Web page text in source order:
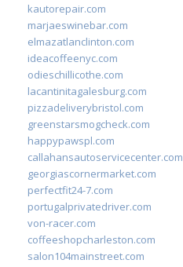
kautorepair.com
marjaeswinebar.com
elmazatlanclinton.com
ideacoffeenyc.com
odieschillicothe.com
lacantinitagalesburg.com
pizzadeliverybristol.com
greenstarsmogcheck.com
happypawspl.com
callahansautoservicecenter.com
georgiascornermarket.com
perfectfit24-7.com
portugalprivatedriver.com
von-racer.com
coffeeshopcharleston.com
salon104mainstreet.com